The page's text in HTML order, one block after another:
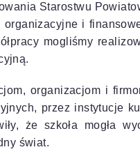
Starostwu
i
mogliśmy
organizacjom i
przez instytucje
że szkoła mogła
świat.